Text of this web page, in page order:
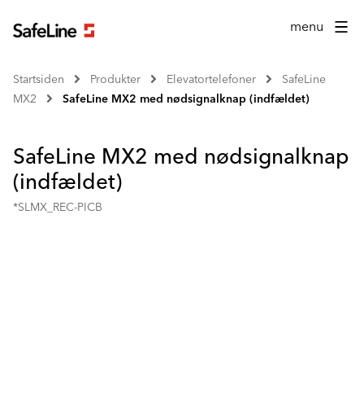
menu
Startsiden Produkter Elevatortelefoner
SafeLine
MX2
SafeLine MX2 med nødsignalknap (indfældet)
SafeLine MX2 med nødsignalknap
(indfældet)
*SLMX_REC-PICB